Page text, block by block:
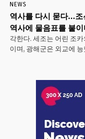
NEWS
역사를 다시 묻다…조
역사에 물음표를 붙
각한다. 세조는 어린 조
이며, 광해군은 외교에